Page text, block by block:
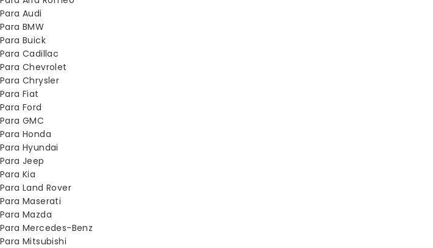
Para Audi
Para BMW
Para Buick
Para Cadillac
Para Chevrolet
Para Chrysler
Para Fiat
Para Ford
Para GMC
Para Honda
Para Hyundai
Para Jeep
Para Kia
Para Land Rover
Para Maserati
Para Mazda
Para Mercedes-Benz
Para Mitsubishi